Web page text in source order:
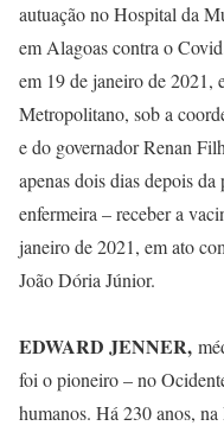
autuação no Hospital da
em Alagoas contra o
em 19 de janeiro de 2021,
Metropolitano, sob a
e do governador Renan
apenas dois dias depois
enfermeira – receber a
janeiro de 2021, em ato
João Dória Júnior.
EDWARD JENNER,
foi o pioneiro – no
humanos. Há 230 anos,